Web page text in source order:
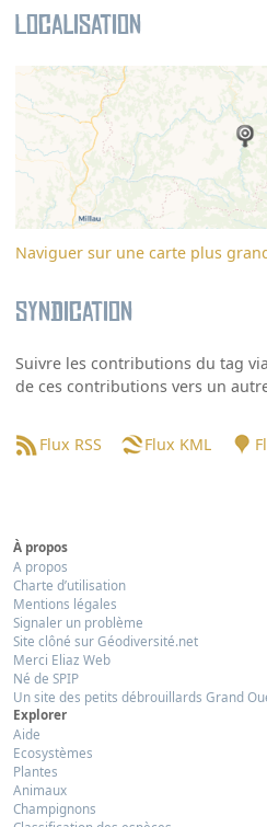
Localisation
Naviguer sur une carte plus
Syndication
Suivre les contributions du tag
de ces contributions vers un
Flux RSS Flux KML
À propos
A propos
Charte d’utilisation
Mentions légales
Signaler un problème
Site clôné sur Géodiversité.net
Merci Eliaz Web
Né de SPIP
Un site des petits débrouillards Grand
Explorer
Aide
Ecosystèmes
Plantes
Animaux
Champignons